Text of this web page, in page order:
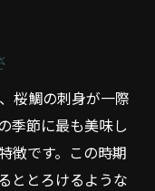
験
心も体も温ま
しむ
桜鯛の刺身が一際
季節に最も美味し
徴です。この時期
ととろけるような